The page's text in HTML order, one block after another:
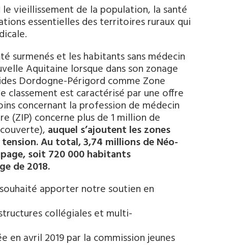
vieillissement de la population, la santé
essentielles des territoires ruraux qui
surmenés et les habitants sans médecin
Aquitaine lorsque dans son zonage
Dordogne-Périgord comme Zone
classement est caractérisé par une offre
concernant la profession de médecin
(ZIP) concerne plus de 1 million de
auquel s’ajoutent les zones
Au total, 3,74 millions de Néo-
soit 720 000 habitants
de 2018.
apporter notre soutien en
collégiales et multi-
avril 2019 par la commission jeunes